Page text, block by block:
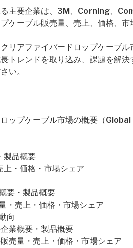
主要企業は、3M、Corning、
ケーブル販売量、売上、価格、市
リアファイバードロップケーブ
トレンドを取り込み、課題を解
い。
ップケーブル市場の概要（
製品概要
・価格・市場シェア
要・製品概要
・売上・価格・市場シェア
向
業概要・製品概要
売量・売上・価格・市場シェア